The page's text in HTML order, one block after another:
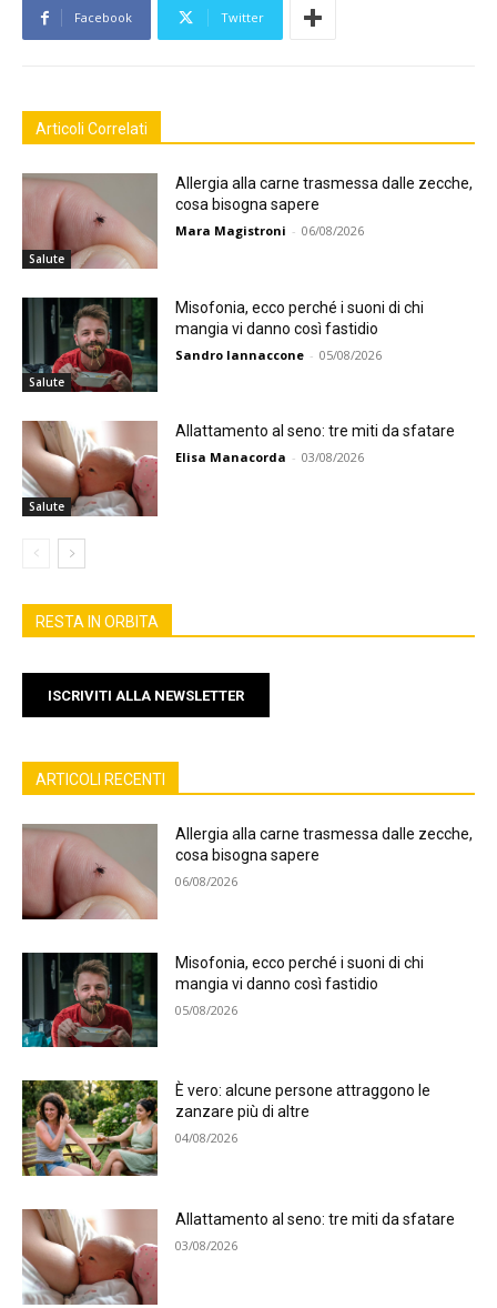
Facebook Twitter
Articoli Correlati
Salute
Allergia alla carne trasmessa dalle zecche,
cosa bisogna sapere
Mara Magistroni - 06/08/2026
Salute
Misofonia, ecco perché i suoni di chi
mangia vi danno così fastidio
Sandro Iannaccone - 05/08/2026
Salute
Allattamento al seno: tre miti da sfatare
Elisa Manacorda - 03/08/2026
RESTA IN ORBITA
ISCRIVITI ALLA NEWSLETTER
ARTICOLI RECENTI
Allergia alla carne trasmessa dalle zecche,
cosa bisogna sapere
06/08/2026
Misofonia, ecco perché i suoni di chi
mangia vi danno così fastidio
05/08/2026
È vero: alcune persone attraggono le
zanzare più di altre
04/08/2026
Allattamento al seno: tre miti da sfatare
03/08/2026